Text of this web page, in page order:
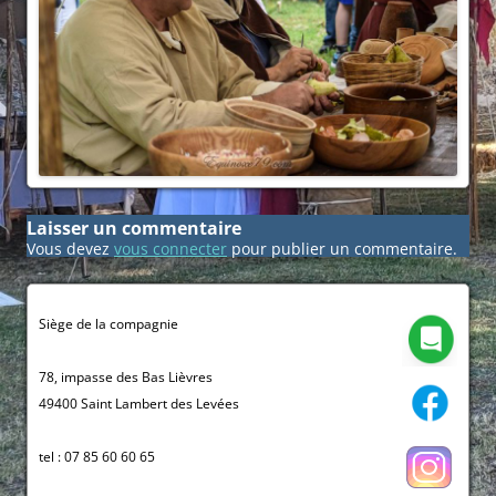
Laisser un commentaire
Vous devez vous connecter pour publier un commentaire.
Siège de la compagnie
78, impasse des Bas Lièvres
49400 Saint Lambert des Levées
tel : 07 85 60 60 65